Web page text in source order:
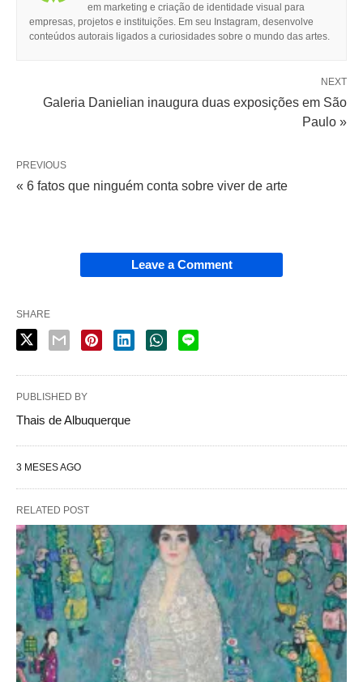
em marketing e criação de identidade visual para
empresas, projetos e instituições. Em seu Instagram, desenvolve
conteúdos autorais ligados a curiosidades sobre o mundo das artes.
NEXT
Galeria Danielian inaugura duas exposições em São
Paulo »
PREVIOUS
« 6 fatos que ninguém conta sobre viver de arte
Leave a Comment
SHARE
PUBLISHED BY
Thais de Albuquerque
3 MESES AGO
RELATED POST